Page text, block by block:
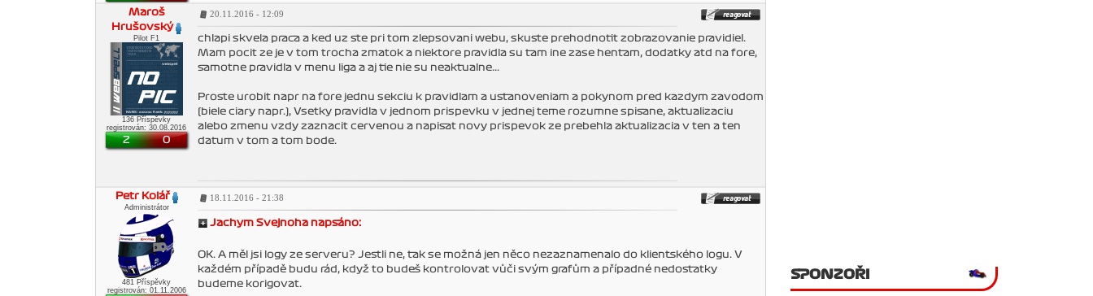
Maroš
Hrušovský
Pilot F1
136 Příspěvky
registrován: 30.08.2016
2 0
20.11.2016 - 12:09
chlapi skvela praca a ked uz ste pri tom zlepsovani webu, skuste prehodnotit zobrazovanie pravidiel.
Mam pocit ze je v tom trocha zmatok a niektore pravidla su tam ine zase hentam, dodatky atd na fore,
samotne pravidla v menu liga a aj tie nie su neaktualne...
Proste urobit napr na fore jednu sekciu k pravidlam a ustanoveniam a pokynom pred kazdym zavodom
(biele ciary napr.), Vsetky pravidla v jednom prispevku v jednej teme rozumne spisane, aktualizaciu
alebo zmenu vzdy zaznacit cervenou a napisat novy prispevok ze prebehla aktualizacia v ten a ten
datum v tom a tom bode.
Petr Kolář
Administrátor
481 Příspěvky
registrován: 01.11.2006
18.11.2016 - 21:38
Jachym Svejnoha napsáno:
OK. A měl jsi logy ze serveru? Jestli ne, tak se možná jen něco nezaznamenalo do klientského logu. V
každém případě budu rád, když to budeš kontrolovat vůči svým grafům a případné nedostatky
budeme korigovat.
SPONZOŘI